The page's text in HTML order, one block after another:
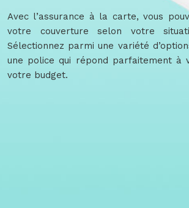
Avec l’assurance à la carte, vous
votre couverture selon votre
Sélectionnez parmi une variété
une police qui répond parfaitement à
votre budget.